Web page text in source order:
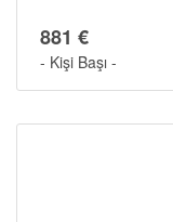
881 €
- Kişi Başı -